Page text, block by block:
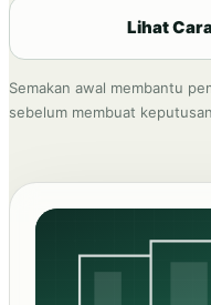
Lihat
Semakan awal membantu
sebelum membuat